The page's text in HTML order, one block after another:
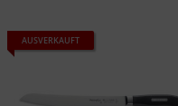
AUSVERKAUFT